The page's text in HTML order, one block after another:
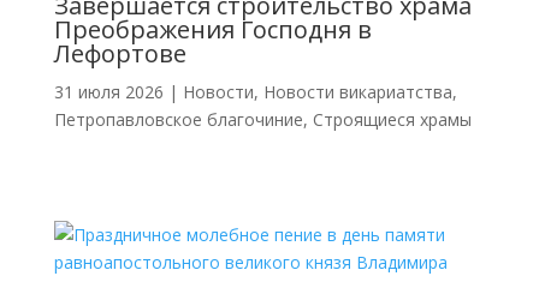
Преображения Господня в
Лефортове
31 июля 2026 | Новости, Новости викариатства,
Петропавловское благочиние, Строящиеся храмы